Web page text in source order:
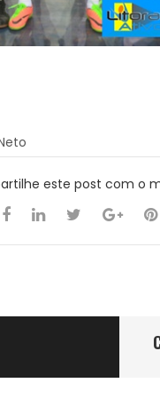
este post com o